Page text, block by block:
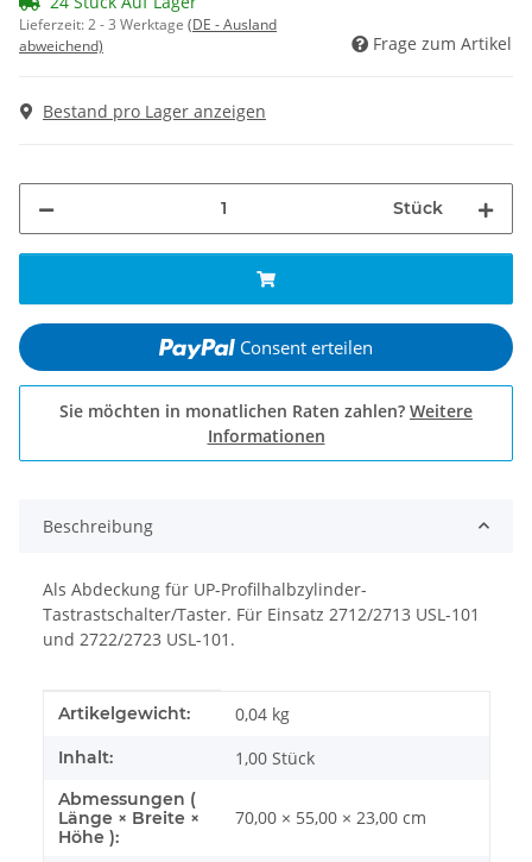
Lieferzeit:2 - 3 Werktage (DE - Ausland
abweichend)
Frage zum Artikel
Bestand pro Lager anzeigen
Stück
Consent erteilen
Sie möchten in monatlichen Raten zahlen? Weitere
Informationen
Beschreibung
Als Abdeckung für UP-Profilhalbzylinder-
Tastrastschalter/Taster. Für Einsatz 2712/2713 USL-101
und 2722/2723 USL-101.
Produkteigenschaft
Wert
Artikelgewicht: 0,04 kg
Inhalt: 1,00 Stück
Abmessungen (
Länge × Breite ×
Höhe ):
70,00 × 55,00 × 23,00 cm